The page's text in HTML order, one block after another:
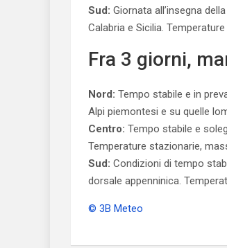
Sud: Giornata all’insegna
Calabria e Sicilia.
Fra 3 giorni,
Nord: Tempo stabile e in
Alpi piemontesi e su quelle
Centro: Tempo stabile e
Temperature stazionarie,
Sud: Condizioni di tempo
dorsale appenninica.
© 3B Meteo